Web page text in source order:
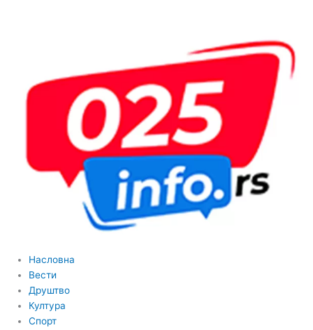
Насловна
Вести
Друштво
Култура
Спорт